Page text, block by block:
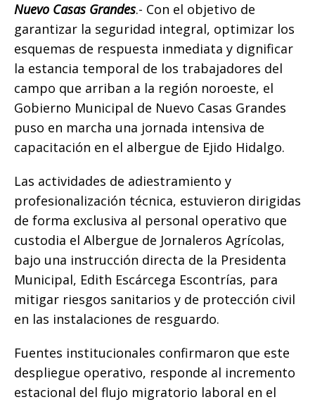
o
o
k
p
p
g
e
r
n
k
ti
r
Nuevo Casas Grandes.- Con el objetivo de
garantizar la seguridad integral, optimizar los
esquemas de respuesta inmediata y dignificar
la estancia temporal de los trabajadores del
campo que arriban a la región noroeste, el
Gobierno Municipal de Nuevo Casas Grandes
puso en marcha una jornada intensiva de
capacitación en el albergue de Ejido Hidalgo.
Las actividades de adiestramiento y
profesionalización técnica, estuvieron dirigidas
de forma exclusiva al personal operativo que
custodia el Albergue de Jornaleros Agrícolas,
bajo una instrucción directa de la Presidenta
Municipal, Edith Escárcega Escontrías, para
mitigar riesgos sanitarios y de protección civil
en las instalaciones de resguardo.
​Fuentes institucionales confirmaron que este
despliegue operativo, responde al incremento
estacional del flujo migratorio laboral en el